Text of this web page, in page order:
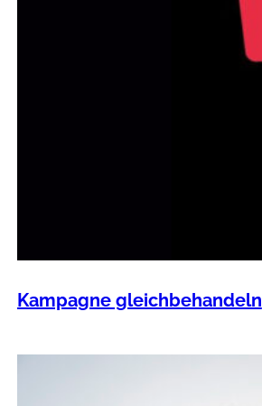
Kampagne gleichbehandeln